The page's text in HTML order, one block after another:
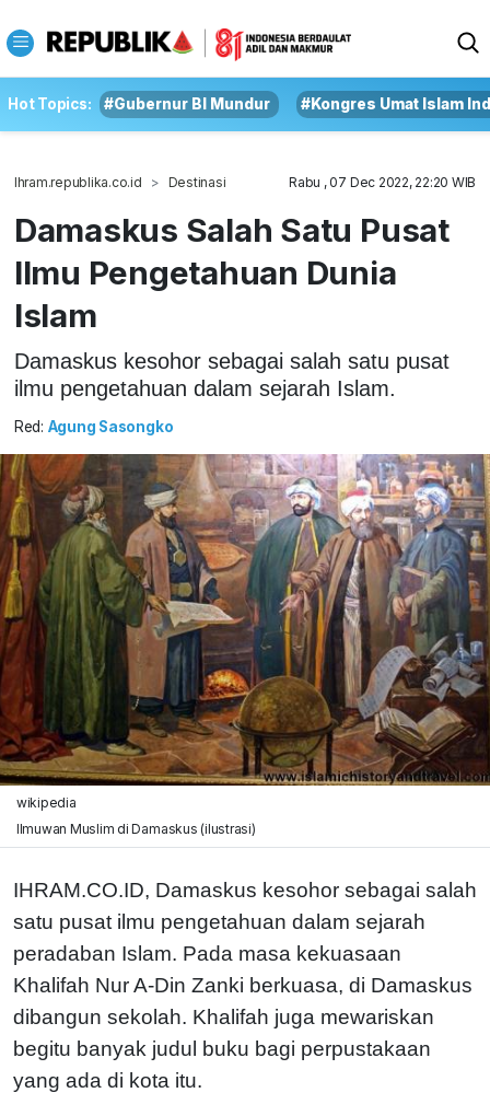
Hot Topics: #Gubernur BI Mundur #Kongres Umat Islam
Ihram.republika.co.id Destinasi Rabu , 07 Dec 2022, 22:20 WIB
Damaskus Salah Satu Pusat
Ilmu Pengetahuan Dunia
Islam
Damaskus kesohor sebagai salah satu pusat
ilmu pengetahuan dalam sejarah Islam.
Red: Agung Sasongko
wikipedia
Ilmuwan Muslim di Damaskus (ilustrasi)
IHRAM.CO.ID, Damaskus kesohor sebagai salah
satu pusat ilmu pengetahuan dalam sejarah
peradaban Islam. Pada masa kekuasaan
Khalifah Nur A-Din Zanki berkuasa, di Damaskus
dibangun sekolah. Khalifah juga mewariskan
begitu banyak judul buku bagi perpustakaan
yang ada di kota itu.